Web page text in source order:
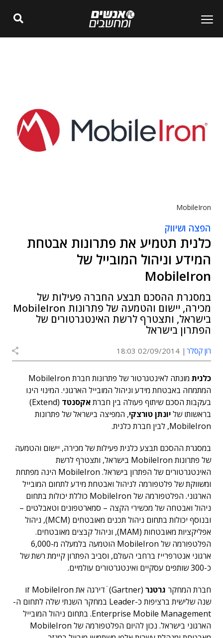
MobileIron
הפצה ושיווק
כלנית תטמיע את פתרונות אבטחת
המידע וניהול המובייל של
MobileIron
במסגרת ההסכם תבצע החברה פעילות של
מכירה, יישום והטמעה של פתרונות MobileIron
בישראל, ותצטרף לרשת האינטגרטורים של
הפתרון בישראל
רון קסלר 02/09/2014 18:03
כלנית
מונתה לאינטגרטור של פתרונות חברת MobileIron
המתמחה באבטחת מידע וניהול המובייל הארגוני. המינוי הינו
בעקבות הסכם שיתוף פעולה בין חברתאקסנטד
(Extend)
בראשותו שליונתן טורצקי, המפיצה בישראל של פתרונות
MobileIron, לבין חברת כלנית.
במסגרת ההסכם תבצע כלנית פעילות של מכירה, יישום והטמעה
של פתרונות MobileIron בישראל, ותצטרף לרשת
האינטגרטורים של הפתרון בישראל. MobileIron הינה מפתחת
ומשווקת של פלטפורמה לניהול ואבטחת מידע לתחום המובייל
הארגוני. הפלטפורמה של MobileIron כוללת יכולות בתחום
ניהול ואבטחה של מכשירי הקצה – סמארטפונים וטאבלטים –
ובנוסף יכולות בתחום ניהול תכנים מאובטחים (MCM), ניהול
אפליקציות מאובטחות (MAM), וניהול קבצים מאובטחים.
הפלטפורמה של MobileIron הוטמעה בלמעלה מ-6,000
ארגוני אנטרפרייז ברחבי העולם, וסביב הפתרון קיימת רשת של
כ-300 שותפים עסקיים ואינטגרטורים עולמיים.
חברת המחקר גרטנר
(Gartner) ׁׁ דירגה את MobileIron זו
שנה שלישית ברציפות כ-Leader במחקר השנתי שלה לתחום ה-
Enterprise Mobile Management. בתחום ניהול המובייל
הארגוני בישראל. נכון להיום הפלטפורמה של MobileIron